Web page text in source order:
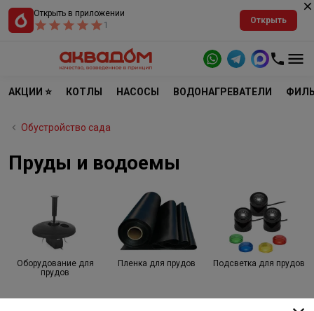
Открыть в приложении
1
Открыть
АКЦИИ ⭐ КОТЛЫ НАСОСЫ ВОДОНАГРЕВАТЕЛИ
Обустройство сада
Пруды и водоемы
Оборудование для
прудов
Пленка для прудов Подсветка для прудов